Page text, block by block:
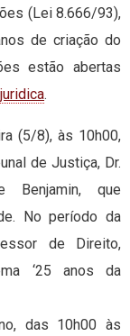
(Lei 8.666/93),
de criação do
estão abertas
.
(5/8), às 10h00,
de Justiça, Dr.
Benjamin, que
No período da
de Direito,
‘25 anos da
das 10h00 às